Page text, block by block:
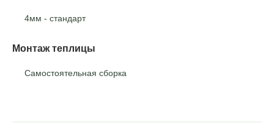
4мм - стандарт
Монтаж теплицы
Самостоятельная сборка